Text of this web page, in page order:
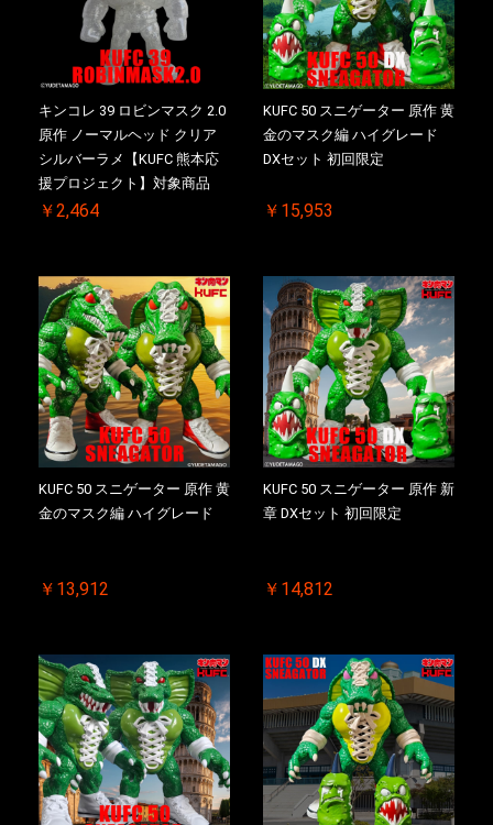
キンコレ 39 ロビンマスク 2.0
原作 ノーマルヘッド クリア
シルバーラメ【KUFC 熊本応
援プロジェクト】対象商品
￥2,464
KUFC 50 スニゲーター 原作 黄
金のマスク編 ハイグレード
DXセット 初回限定
￥15,953
KUFC 50 スニゲーター 原作 黄
金のマスク編 ハイグレード
￥13,912
KUFC 50 スニゲーター 原作 新
章 DXセット 初回限定
￥14,812